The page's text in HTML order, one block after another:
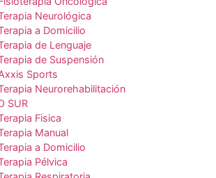
Terapia Manual
Terapia Respiratoria
Terapia Pélvica
Terapia Hiperbárica
Terapia Pediátrica
Terapia Vestibular
Fisioterapia Oncológica
Terapia Neurológica
Terapia a Domicilio
Terapia de Lenguaje
Terapia de Suspensión